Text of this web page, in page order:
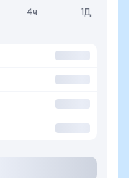
4ч 1Д